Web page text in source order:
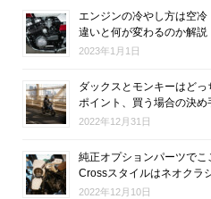
エンジンの冷やし方は空
違いと何が変わるのか解説
2023年1月1日
ダックスとモンキーはど
ポイント、買う場合の決め
2022年12月31日
純正オプションパーツで
Crossスタイルはネオクラ
2022年12月10日